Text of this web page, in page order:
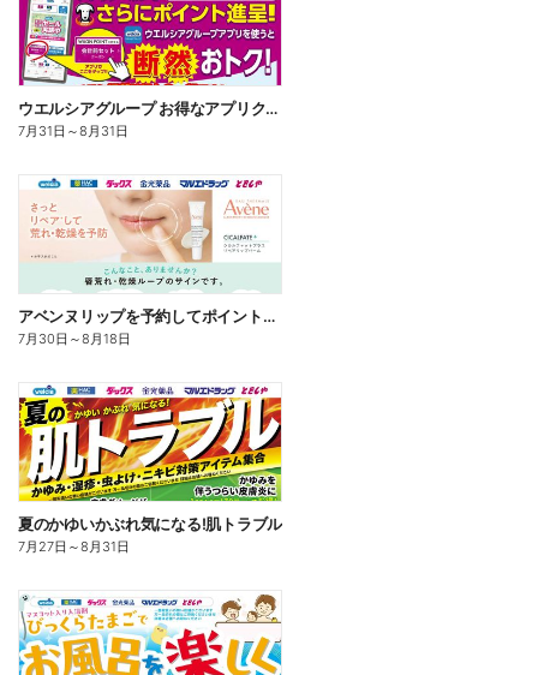
ウエルシアグループ お得なアプリクーポン
7月31日 ～8月31日
アベンヌリップを予約してポイントゲット!
7月30日 ～8月18日
夏のかゆいかぶれ気になる!肌トラブル
7月27日 ～8月31日